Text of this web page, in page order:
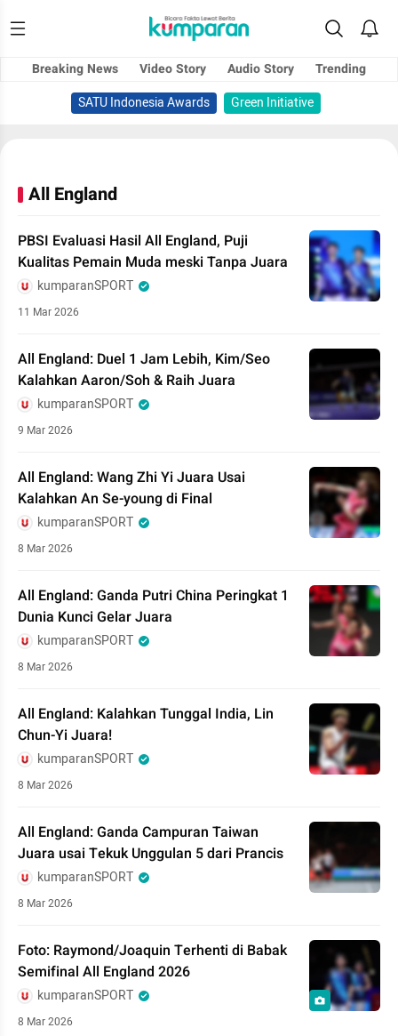
Breaking News Video Story Audio Story
Trending
SATU Indonesia Awards
Green Initiative
All England
PBSI Evaluasi Hasil All England, Puji
Kualitas Pemain Muda meski Tanpa Juara
kumparanSPORT
11 Mar 2026
All England: Duel 1 Jam Lebih, Kim/Seo
Kalahkan Aaron/Soh & Raih Juara
kumparanSPORT
9 Mar 2026
All England: Wang Zhi Yi Juara Usai
Kalahkan An Se-young di Final
kumparanSPORT
8 Mar 2026
All England: Ganda Putri China Peringkat 1
Dunia Kunci Gelar Juara
kumparanSPORT
8 Mar 2026
All England: Kalahkan Tunggal India, Lin
Chun-Yi Juara!
kumparanSPORT
8 Mar 2026
All England: Ganda Campuran Taiwan
Juara usai Tekuk Unggulan 5 dari Prancis
kumparanSPORT
8 Mar 2026
Foto: Raymond/Joaquin Terhenti di Babak
Semifinal All England 2026
kumparanSPORT
8 Mar 2026